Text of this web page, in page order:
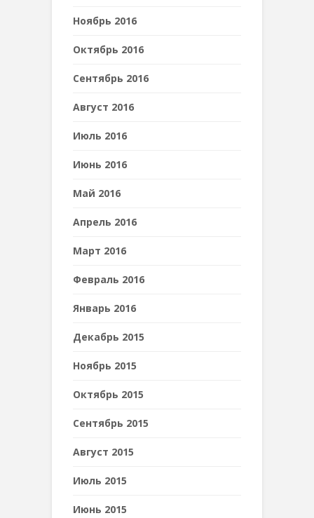
Ноябрь 2016
Октябрь 2016
Сентябрь 2016
Август 2016
Июль 2016
Июнь 2016
Май 2016
Апрель 2016
Март 2016
Февраль 2016
Январь 2016
Декабрь 2015
Ноябрь 2015
Октябрь 2015
Сентябрь 2015
Август 2015
Июль 2015
Июнь 2015